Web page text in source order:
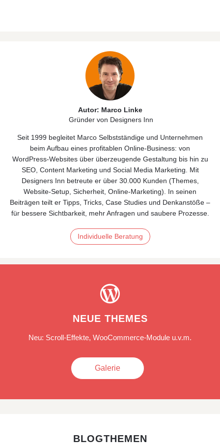
Autor: Marco Linke
Gründer von Designers Inn
Seit 1999 begleitet Marco Selbstständige und Unternehmen
beim Aufbau eines profitablen Online‑Business: von
WordPress‑Websites über überzeugende Gestaltung bis hin zu
SEO, Content Marketing und Social Media Marketing. Mit
Designers Inn betreute er über 30.000 Kunden (Themes,
Website‑Setup, Sicherheit, Online‑Marketing). In seinen
Beiträgen teilt er Tipps, Tricks, Case Studies und Denkanstöße –
für bessere Sichtbarkeit, mehr Anfragen und saubere Prozesse.
Individuelle Beratung

NEUE THEMES
Neu: Scroll-Effekte, WooCommerce-Module u.v.m.
Galerie
BLOGTHEMEN